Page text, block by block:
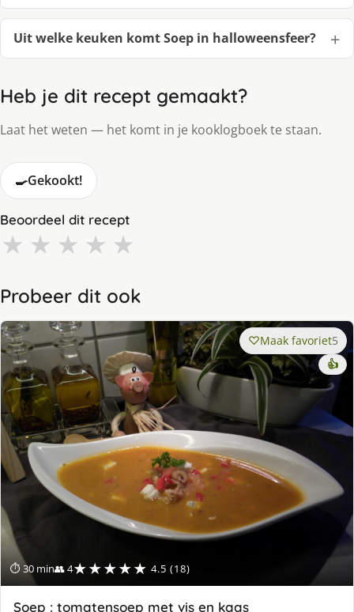
Uit welke keuken komt Soep in halloweensfeer?
Heb je dit recept gemaakt?
Laat het weten — het komt in je kooklogboek te staan.
🍳Gekookt!
Beoordeel dit recept
★ ★ ★ ★ ★
Probeer dit ook
⏱ 30 min👥 4★★★★★ 4.5 (18)
Maak favoriet5
👍
Soep : tomatensoep met vis en kaas